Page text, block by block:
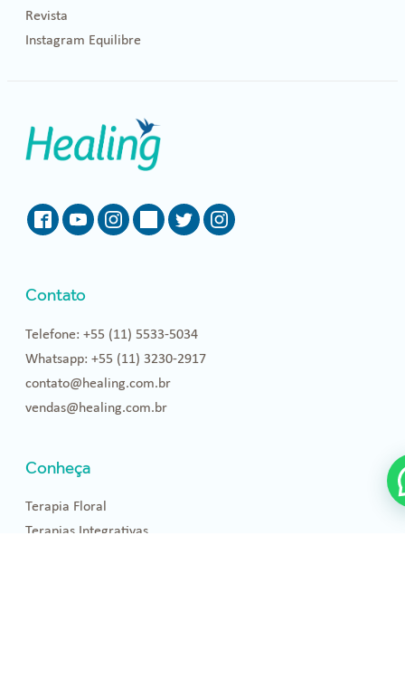
Revista
Instagram Equilibre
Contato
Telefone: +55 (11) 5533-5034
Whatsapp: +55 (11) 3230-2917
contato@healing.com.br
vendas@healing.com.br
Conheça
Terapia Floral
Terapias Integrativas